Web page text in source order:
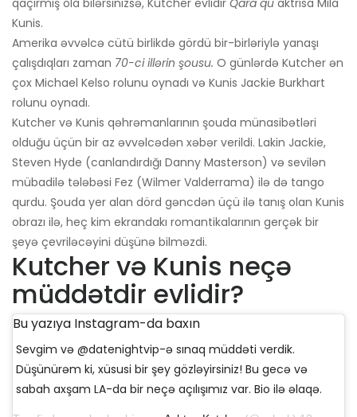
Kunis.
Amerika əvvəlcə cütü birlikdə gördü bir-birləriylə yanaşı
çalışdıqları zaman 70-ci illərin şousu. O günlərdə Kutcher ən
çox Michael Kelso rolunu oynadı və Kunis Jackie Burkhart
rolunu oynadı.
Kutcher və Kunis qəhrəmanlarının şouda münasibətləri
olduğu üçün bir az əvvəlcədən xəbər verildi. Lakin Jackie,
Steven Hyde (canlandırdığı Danny Masterson) və sevilən
mübadilə tələbəsi Fez (Wilmer Valderrama) ilə də tango
qurdu. Şouda yer alan dörd gəncdən üçü ilə tanış olan Kunis
obrazı ilə, heç kim ekrandakı romantikalarının gerçək bir
şeyə çevriləcəyini düşünə bilməzdi.
Kutcher və Kunis neçə
müddətdir evlidir?
Bu yazıya Instagram-da baxın
Sevgim və @datenightvip-ə sınaq müddəti verdik.
Düşünürəm ki, xüsusi bir şey gözləyirsiniz! Bu gecə və
sabah axşam LA-da bir neçə açılışımız var. Bio ilə əlaqə.